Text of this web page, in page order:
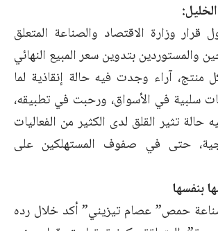
قرار وزارة الاقتصاد والصناعة المتعلق
والمستوردين بتدوين سعر المبيع النهائي
منتج، آراء وجدت فيه حالة إنقاذية لما
سلبية في الأسواق، ورحبت في تطبيقه،
تثير القلق لدى الكثير من الفعاليات
حتى في صفوف المستهلكين على
بنفسها
حمص” عصام تيزيني” أكد خلال رده